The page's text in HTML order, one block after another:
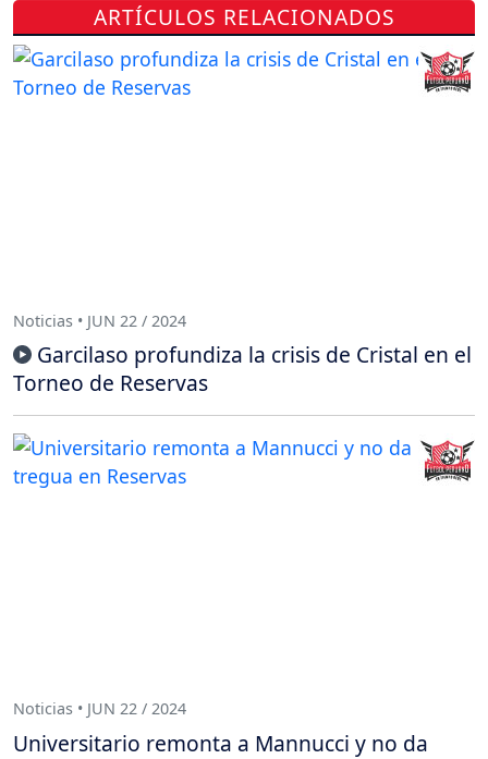
ARTÍCULOS RELACIONADOS
Noticias • JUN 22 / 2024
Garcilaso profundiza la crisis de Cristal en el
Torneo de Reservas
Noticias • JUN 22 / 2024
Universitario remonta a Mannucci y no da